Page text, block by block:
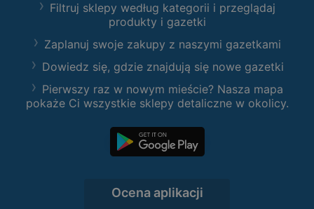
Filtruj sklepy według kategorii i przeglądaj
produkty i gazetki
Zaplanuj swoje zakupy z naszymi gazetkami
Dowiedz się, gdzie znajdują się nowe gazetki
Pierwszy raz w nowym mieście? Nasza mapa
pokaże Ci wszystkie sklepy detaliczne w okolicy.
Ocena aplikacji